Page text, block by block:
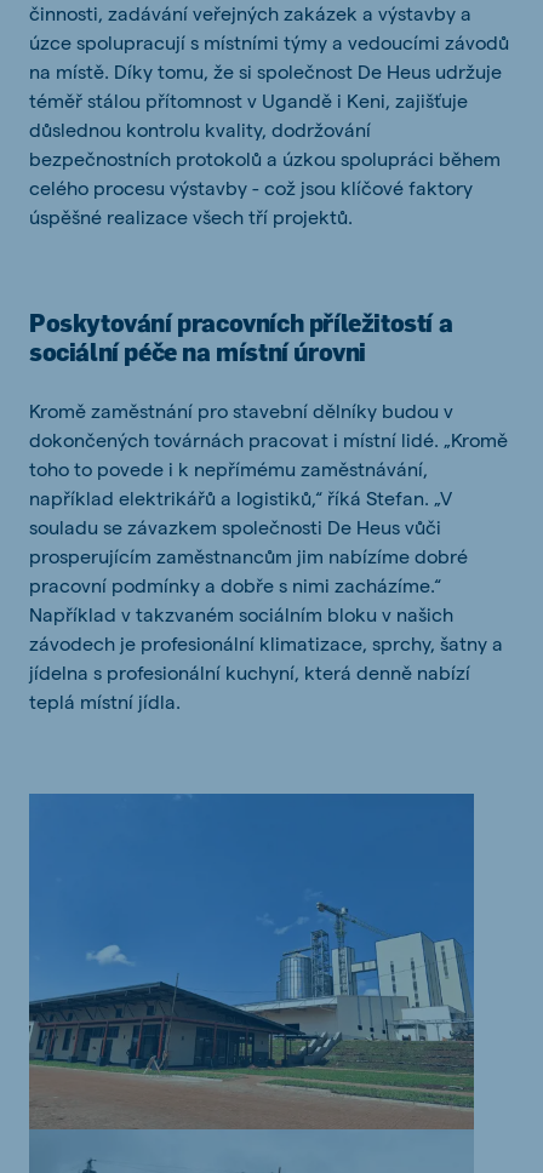
činnosti, zadávání veřejných zakázek a výstavby a
úzce spolupracují s místními týmy a vedoucími závodů
na místě. Díky tomu, že si společnost De Heus udržuje
téměř stálou přítomnost v Ugandě i Keni, zajišťuje
důslednou kontrolu kvality, dodržování
bezpečnostních protokolů a úzkou spolupráci během
celého procesu výstavby - což jsou klíčové faktory
úspěšné realizace všech tří projektů.
Poskytování pracovních příležitostí a
sociální péče na místní úrovni
Kromě zaměstnání pro stavební dělníky budou v
dokončených továrnách pracovat i místní lidé. „Kromě
toho to povede i k nepřímému zaměstnávání,
například elektrikářů a logistiků,“ říká Stefan. „V
souladu se závazkem společnosti De Heus vůči
prosperujícím zaměstnancům jim nabízíme dobré
pracovní podmínky a dobře s nimi zacházíme.“
Například v takzvaném sociálním bloku v našich
závodech je profesionální klimatizace, sprchy, šatny a
jídelna s profesionální kuchyní, která denně nabízí
teplá místní jídla.